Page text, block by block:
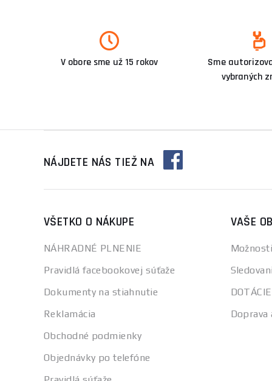
V obore sme už 15 rokov
Sme
vybraných
NÁJDETE NÁS TIEŽ NA
VŠETKO O NÁKUPE
NÁHRADNÉ PLNENIE
Pravidlá facebookovej súťaže
Dokumenty na stiahnutie
Reklamácia
Obchodné podmienky
Objednávky po telefóne
VAŠE
DOTÁCIE
Doprava